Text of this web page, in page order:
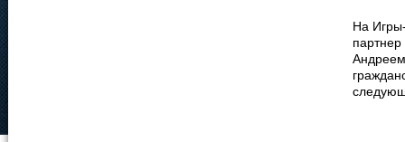
На